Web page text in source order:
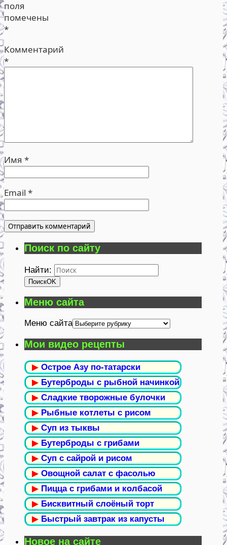
поля
помечены
*
Комментарий
*
Имя *
Email *
Поиск по сайту
Найти:
ПоискOK
Меню сайта
Меню сайта
Мои видео рецепты
▶ Острое Азу по-татарски
▶ Бутерброды с рыбной начинкой
▶ Сладкие творожные булочки
▶ Рыбные котлеты с рисом
▶ Суп из тыквы
▶ Бутерброды с грибами
▶ Суп с сайрой и рисом
▶ Овощной салат с фасолью
▶ Пицца с грибами и колбасой
▶ Бисквитный слоёный торт
▶ Быстрый завтрак из капусты
Новое на сайте